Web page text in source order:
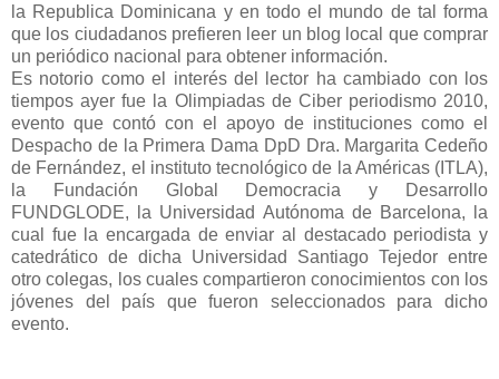
la Republica Dominicana y en todo el mundo de tal forma
que los ciudadanos prefieren leer un blog local que comprar
un periódico nacional para obtener información.
Es notorio como el interés del lector ha cambiado con los
tiempos ayer fue la Olimpiadas de Ciber periodismo 2010,
evento que contó con el apoyo de instituciones como el
Despacho de la Primera Dama DpD Dra. Margarita Cedeño
de Fernández, el instituto tecnológico de la Américas (ITLA),
la Fundación Global Democracia y Desarrollo
FUNDGLODE, la Universidad Autónoma de Barcelona, la
cual fue la encargada de enviar al destacado periodista y
catedrático de dicha Universidad Santiago Tejedor entre
otro colegas, los cuales compartieron conocimientos con los
jóvenes del país que fueron seleccionados para dicho
evento.